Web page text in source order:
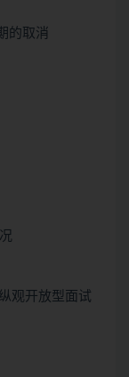
的取消
观开放型面试